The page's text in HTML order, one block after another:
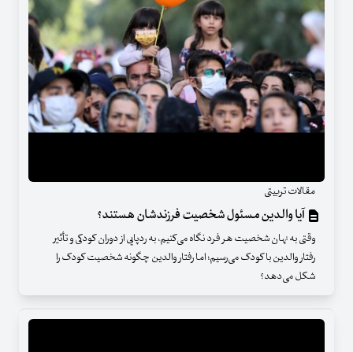
مقالات تربیتی
آیا والدین مسئول شخصیت فرزندشان هستند؟
وقتی به نهان شخصیت هر فرد نگاه می‌کنیم، به ردپایی از دوران کودکی و تأثیر
رفتار والدین با کودک می‌رسیم؛ اما رفتار والدین چگونه شخصیت کودک را
شکل می‌دهد؟